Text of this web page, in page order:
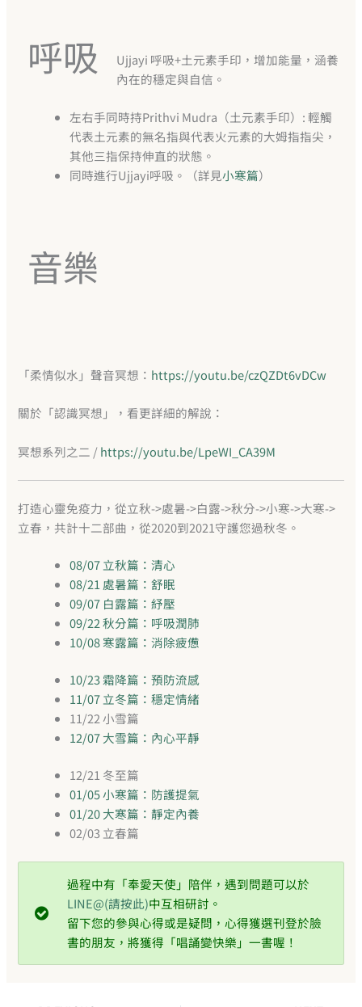
呼吸
Ujjayi 呼吸+土元素手印，增加能量，涵養
內在的穩定與自信。
左右手同時持Prithvi Mudra（土元素手印）: 輕觸
代表土元素的無名指與代表火元素的大姆指指尖，
其他三指保持伸直的狀態。
同時進行Ujjayi呼吸。（詳見小寒篇）
音樂
「柔情似水」聲音冥想： https://youtu.be/czQZDt6vDCw
關於「認識冥想」，看更詳細的解說：
冥想系列之二 /https://youtu.be/LpeWI_CA39M
打造心靈免疫力，從立秋->處暑->白露->秋分->小寒->大寒->
立春，共計十二部曲，從2020到2021守護您過秋冬。
08/07 立秋篇：清心
08/21 處暑篇：舒眠
09/07 白露篇：紓壓
09/22 秋分篇：呼吸潤肺
10/08 寒露篇：消除疲憊
10/23 霜降篇：預防流感
11/07 立冬篇：穩定情緒
11/22 小雪篇
12/07 大雪篇：內心平靜
12/21 冬至篇
01/05 小寒篇：防護提氣
01/20 大寒篇：靜定內養
02/03 立春篇
過程中有「奉愛天使」陪伴，遇到問題可以於
LINE@(請按此)中互相研討。
留下您的參與心得或是疑問，心得獲選刊登於臉
書的朋友，將獲得「唱誦變快樂」一書喔！